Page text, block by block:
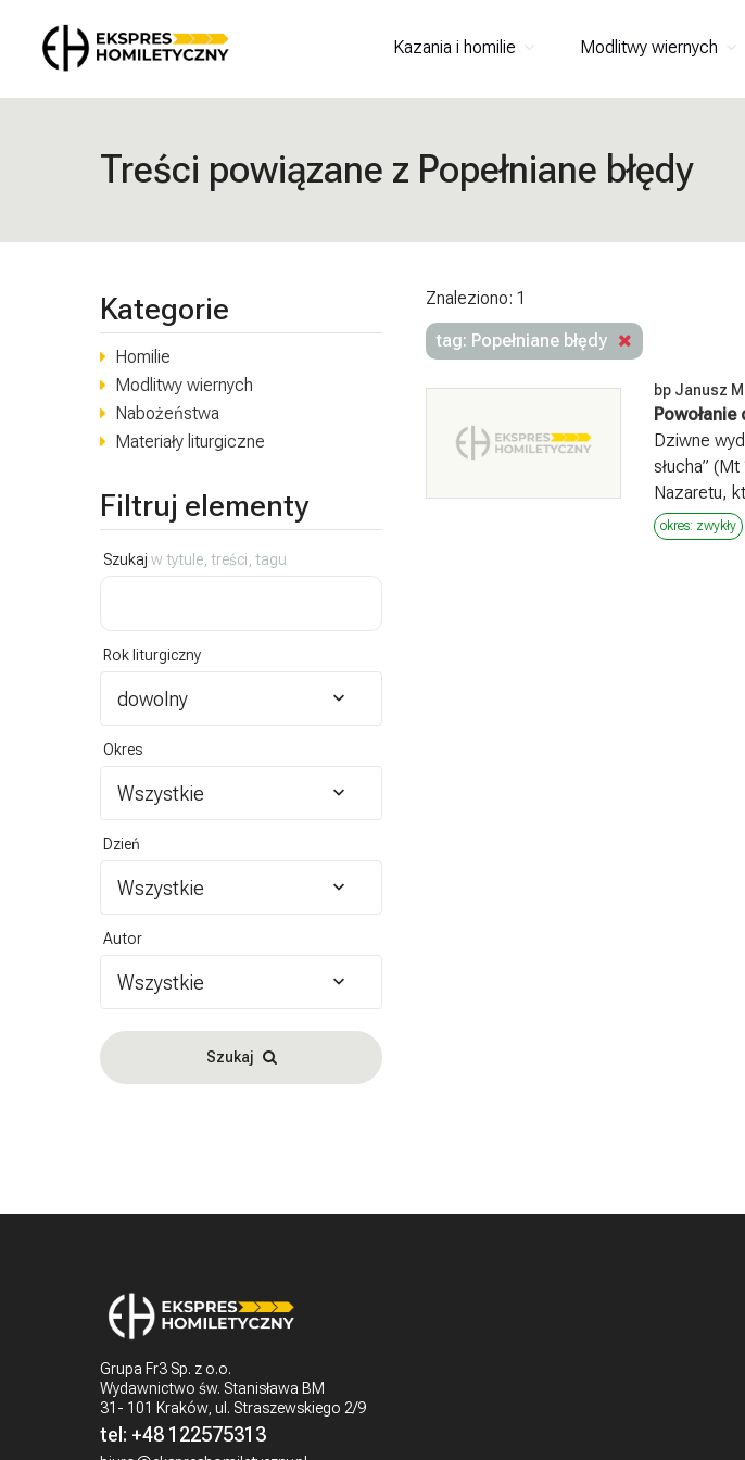
Kazania i homilie Modlitwy wiernych
Treści powiązane z Popełniane błędy
Kategorie
Homilie
Modlitwy wiernych
Nabożeństwa
Materiały liturgiczne
Filtruj elementy
Szukaj w tytule, treści, tagu
Rok liturgiczny
dowolny
Okres
Wszystkie
Dzień
Wszystkie
Autor
Wszystkie
Szukaj
Znaleziono: 1
tag: Popełniane błędy
bp Janusz
Powołanie
Dziwne
słucha”
Nazaretu,
okres: zwykły
Grupa Fr3 Sp. z o.o.
Wydawnictwo św. Stanisława BM
31- 101 Kraków, ul. Straszewskiego 2/9
tel: +48 122575313